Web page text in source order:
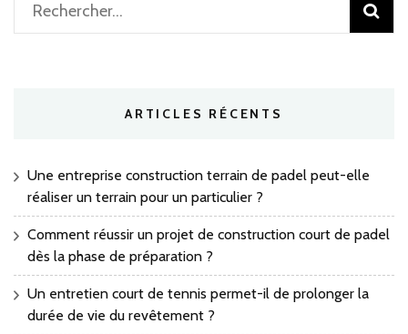
Rechercher :
ARTICLES RÉCENTS
Une entreprise construction terrain de padel peut-elle
réaliser un terrain pour un particulier ?
Comment réussir un projet de construction court de padel
dès la phase de préparation ?
Un entretien court de tennis permet-il de prolonger la
durée de vie du revêtement ?